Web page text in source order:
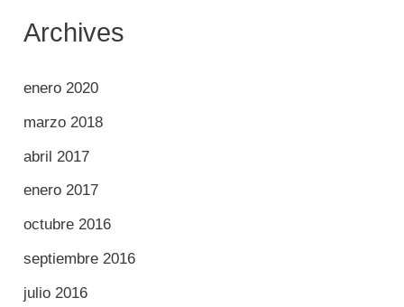
Archives
enero 2020
marzo 2018
abril 2017
enero 2017
octubre 2016
septiembre 2016
julio 2016